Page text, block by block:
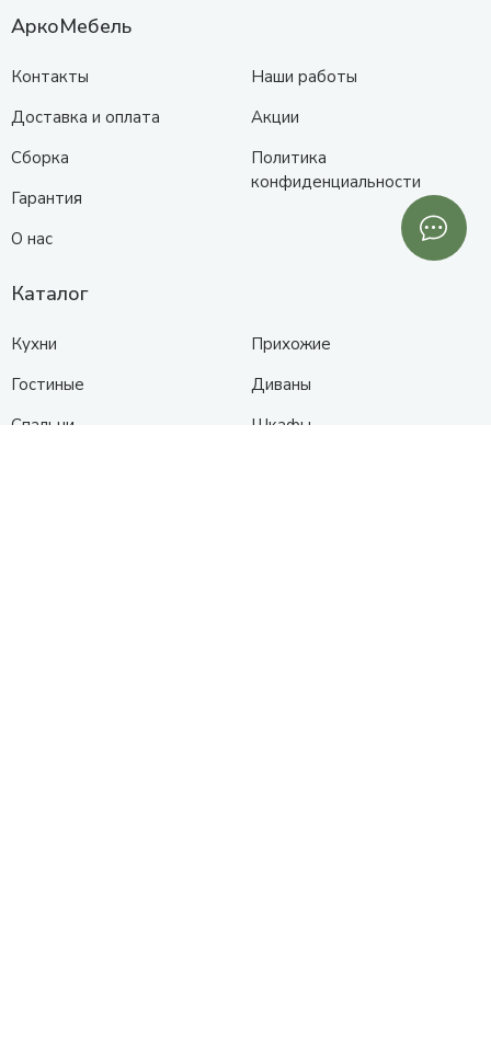
АркоМебель
Контакты
Доставка и оплата
Сборка
Гарантия
О нас
Наши работы
Акции
Политика
конфиденциальности
Каталог
Кухни
Гостиные
Спальни
Прихожие
Диваны
Шкафы